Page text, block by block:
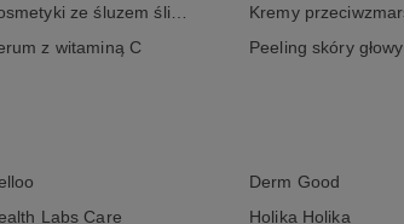
Kosmetyki ze śluzem ślimaka
z witaminą C Peeling skóry głowy
Derm Good
Labs Care Holika Holika